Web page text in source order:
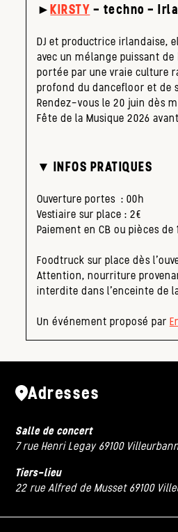
►KIRSTY – techno –
DJ et productrice irlandaise,
avec un mélange puissant
portée par une vraie culture
profond du dancefloor et de
Rendez-vous le 20 juin dès
Fête de la Musique 2026
▼ INFOS PRATIQUES
Ouverture portes : 00h
Vestiaire sur place : 2€
Paiement en CB ou pièces de
Foodtruck sur place dès
Attention, nourriture
interdite dans l’enceinte de
Un événement proposé par
Adresses
Salle de concert
7 rue Henri Legay 69100
Tiers-lieu
22 rue Alfred de Musset 69100